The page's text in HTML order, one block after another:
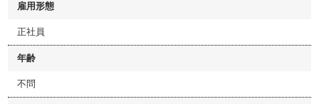
雇用形態
正社員
年齢
不問